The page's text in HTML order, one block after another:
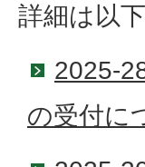
詳細は以
2025-
の受付に